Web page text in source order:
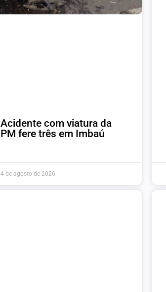
Acidente com viatura da
PM fere três em Imbaú
4 de agosto de 2026